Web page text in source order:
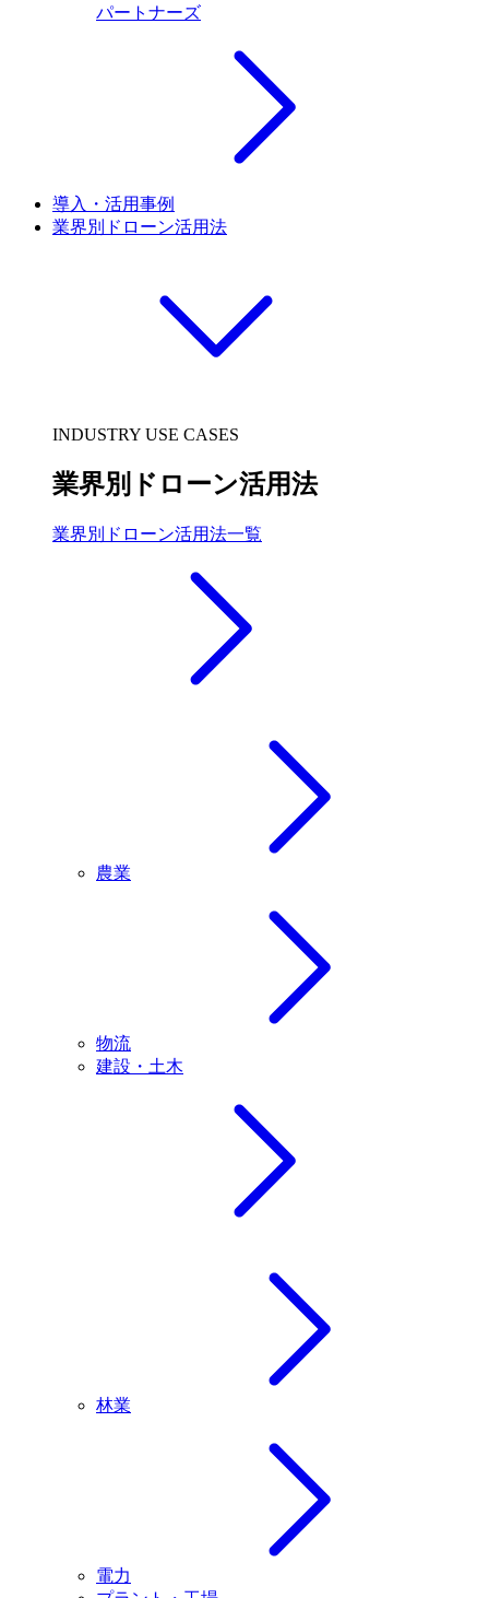
パートナーズ
導入・活用事例
業界別ドローン活用法
INDUSTRY USE CASES
業界別ドローン活用法
業界別ドローン活用法一覧
農業
物流
建設・土木
林業
電力